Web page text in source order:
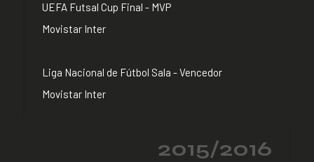
UEFA Futsal Cup Final - MVP
Movistar Inter
Liga Nacional de Fútbol Sala - Vencedor
Movistar Inter
2015/2016